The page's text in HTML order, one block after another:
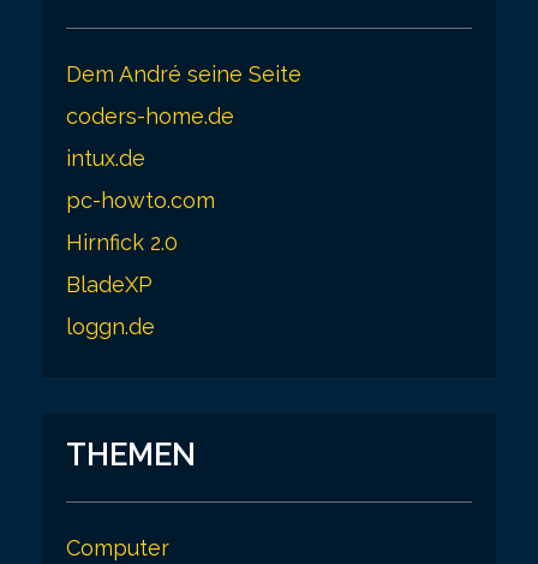
Dem André seine Seite
coders-home.de
intux.de
pc-howto.com
Hirnfick 2.0
BladeXP
loggn.de
THEMEN
Computer